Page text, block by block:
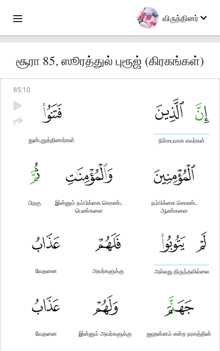
விருந்தினர்
சூரா 85, ஸூரத்துல் புரூஜ் (கிரகங்கள்)
85:10
நிச்சயமாக எவர்கள்
துன்புறுத்தினார்கள்
நம்பிக்கை கொண்ட
ஆண்களை
இன்னும் நம்பிக்கை கொண்ட
பெண்களை
பிறகு
அல்லது திருந்தவில்லை
அவர்களுக்கு
வேதனை
ஜஹன்னம் என்ற நரகத்தின்
இன்னும் அவர்களுக்கு
வேதனை